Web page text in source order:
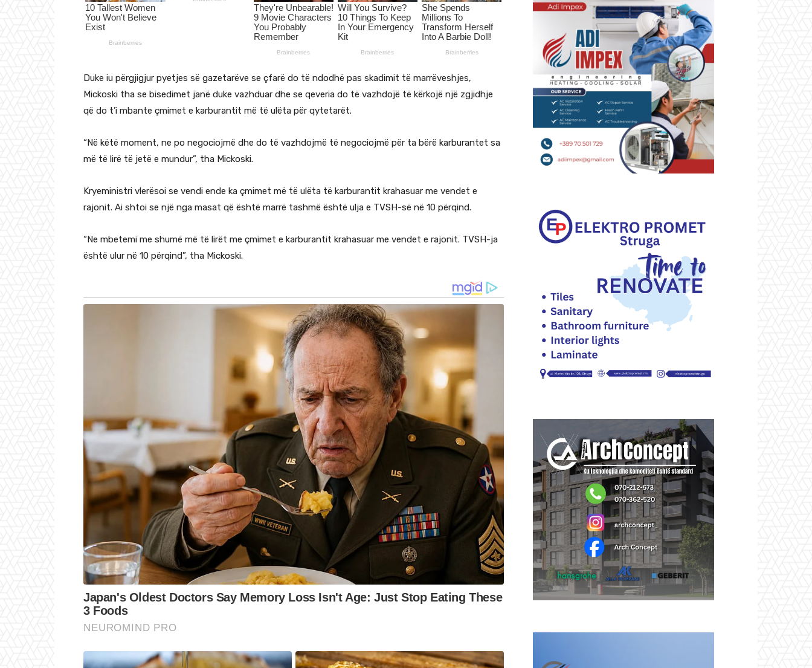
Duke iu përgjigjur pyetjes së gazetarëve se çfarë do të ndodhë pas skadimit të marrëveshjes,
Mickoski tha se bisedimet janë duke vazhduar dhe se qeveria do të vazhdojë të kërkojë një zgjidhje
që do t’i mbante çmimet e karburantit më të ulëta për qytetarët.
“Në këtë moment, ne po negociojmë dhe do të vazhdojmë të negociojmë për ta bërë karburantet sa
më të lirë të jetë e mundur”, tha Mickoski.
Kryeministri vlerësoi se vendi ende ka çmimet më të ulëta të karburantit krahasuar me vendet e
rajonit. Ai shtoi se një nga masat që është marrë tashmë është ulja e TVSH-së në 10 përqind.
“Ne mbetemi me shumë më të lirët me çmimet e karburantit krahasuar me vendet e rajonit. TVSH-ja
është ulur në 10 përqind”, tha Mickoski.